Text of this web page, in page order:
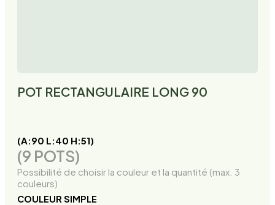
POT RECTANGULAIRE LONG 90
(A:90 L:40 H:51)
(9 POTS)
Possibilité de choisir la couleur et la quantité (max. 3
couleurs)
COULEUR SIMPLE